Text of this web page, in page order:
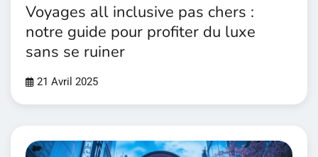
Voyages all inclusive pas chers :
notre guide pour profiter du luxe
sans se ruiner
21 Avril 2025